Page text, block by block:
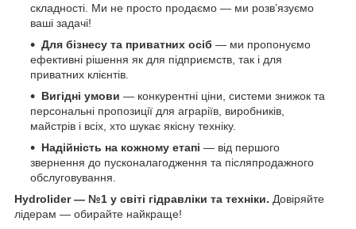
складності. Ми не просто продаємо — ми розв’язуємо
ваші задачі!
Для бізнесу та приватних осіб — ми пропонуємо
ефективні рішення як для підприємств, так і для
приватних клієнтів.
Вигідні умови — конкурентні ціни, системи знижок та
персональні пропозиції для аграріїв, виробників,
майстрів і всіх, хто шукає якісну техніку.
Надійність на кожному етапі — від першого
звернення до пусконалагодження та післяпродажного
обслуговування.
Hydrolider — №1 у світі гідравліки та техніки. Довіряйте
лідерам — обирайте найкраще!